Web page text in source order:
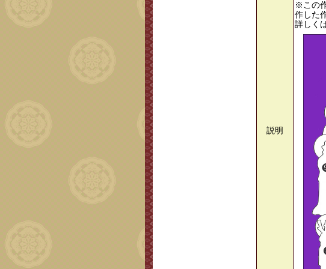
説明
※この
作した
詳しく